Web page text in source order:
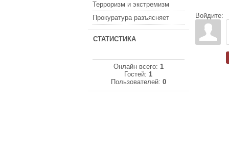
Терроризм и экстремизм
Прокуратура разъясняет
СТАТИСТИКА
Онлайн всего: 1
Гостей:1
Пользователей: 0
Войдите: